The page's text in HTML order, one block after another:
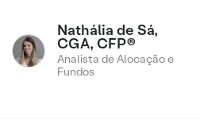
Nathália de Sá,
CGA, CFP®
Analista de Alocação e
Fundos